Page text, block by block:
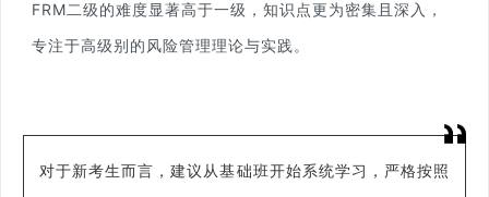
FRM二级的难度显著高于一级，知识点更为密集且深入，
专注于高级别的风险管理理论与实践。
对于新考生而言，建议从基础班开始系统学习，严格按照